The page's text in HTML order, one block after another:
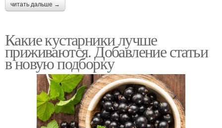
читать дальше →
Какие кустарники лучше
приживаются. Добавление статьи
в новую подборку